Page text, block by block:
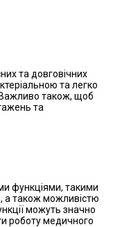
та довговічних
та легко
Важливо також, щоб
та
функціями, такими
а також можливістю
можуть значно
роботу медичного